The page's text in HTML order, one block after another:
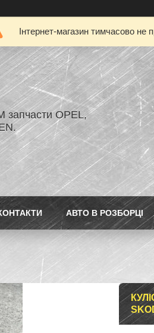
Інтернет-магазин тимчасово не
запчасти OPEL,
АВТО В РОЗБОРЦІ